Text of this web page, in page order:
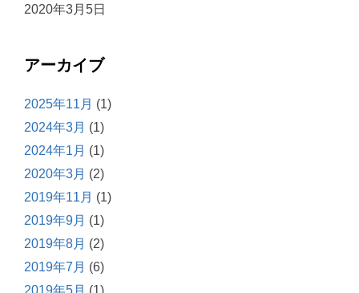
2020年3月5日
アーカイブ
2025年11月 (1)
2024年3月 (1)
2024年1月 (1)
2020年3月 (2)
2019年11月 (1)
2019年9月 (1)
2019年8月 (2)
2019年7月 (6)
2019年5月 (1)